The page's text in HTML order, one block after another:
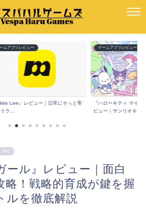
ムアプリレビュー
ローキティ マイドリームストア』レ
｜サンリオキ...
ゲームアプリレビュー
『Spoon(スプーン)』
コミは？声だ...
PR
ール』レビュー｜面白
略！戦略的育成が鍵を握
ルを徹底解説